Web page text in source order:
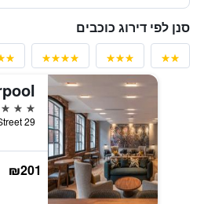
סנן לפי דירוג כוכבים
4 כוכבים
₪201